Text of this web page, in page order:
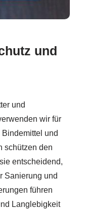
und
und
wir für
und
schützen den
entscheidend,
Sanierung und
führen
Langlebigkeit